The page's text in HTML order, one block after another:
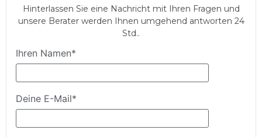
Hinterlassen Sie eine Nachricht mit Ihren Fragen und
unsere Berater werden Ihnen umgehend antworten 24
Std..
Ihren Namen*
Deine E-Mail*